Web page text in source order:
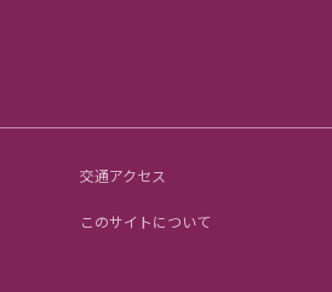
交通アクセス
このサイトについて